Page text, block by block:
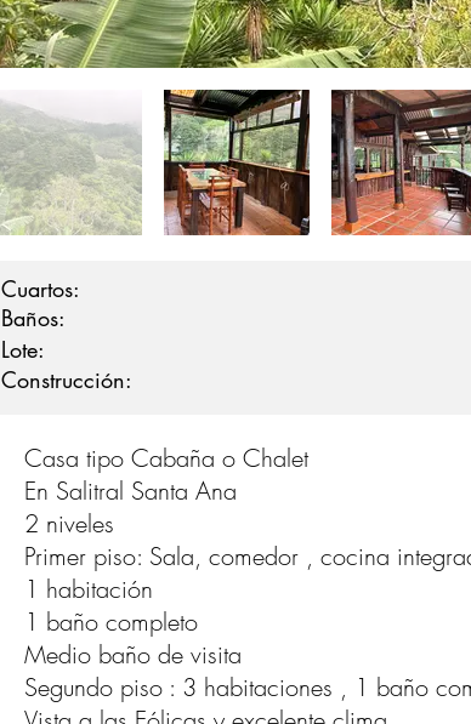
Cuartos:
Baños:
Lote:
Construcción:
Casa tipo Cabaña o Chalet
En Salitral Santa Ana
2 niveles
Primer piso: Sala, comedor , cocina
1 habitación
1 baño completo
Medio baño de visita
Segundo piso : 3 habitaciones , 1 baño